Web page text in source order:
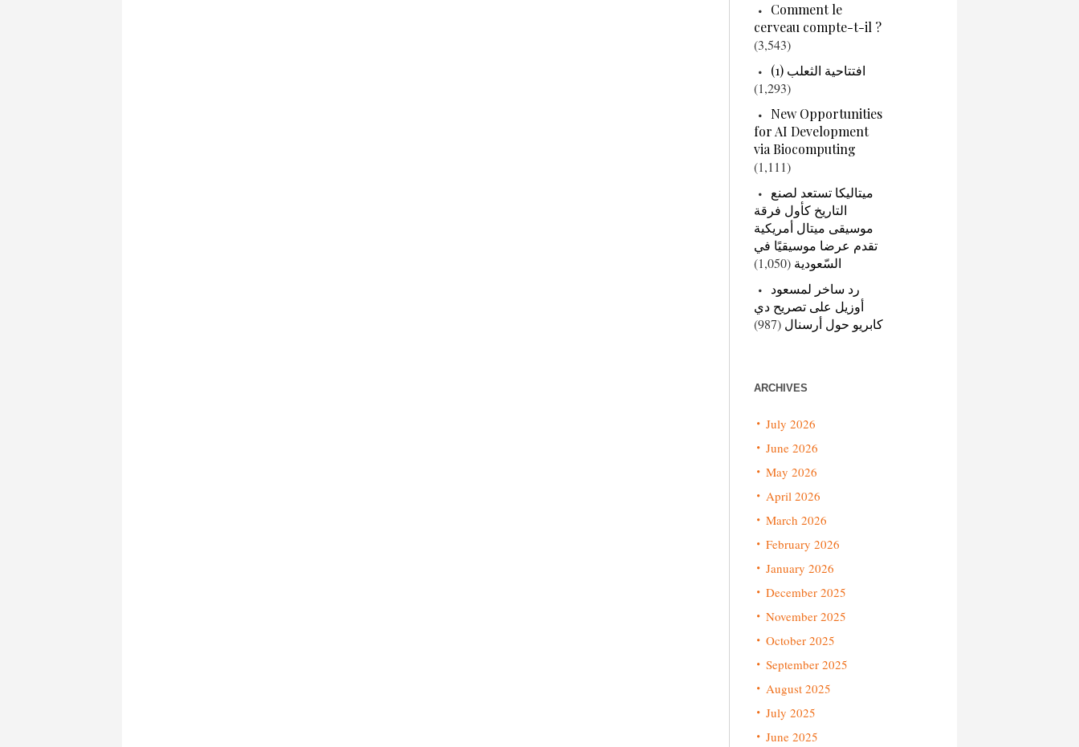
Comment le
cerveau compte-t-il ?
(3,543)
افتتاحية الثعلب (1)
(1,293)
New Opportunities
for AI Development
via Biocomputing
(1,111)
ميتاليكا تستعد لصنع
التاريخ كأول فرقة
موسيقى ميتال أمريكية
تقدم عرضا موسيقيًا في
السّعودية (1,050)
رد ساخر لمسعود
أوزيل على تصريح دي
كابريو حول أرسنال (987)
ARCHIVES
July 2026
June 2026
May 2026
April 2026
March 2026
February 2026
January 2026
December 2025
November 2025
October 2025
September 2025
August 2025
July 2025
June 2025